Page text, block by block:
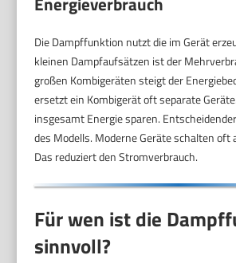
Die Dampffunktion nutzt die im Gerät
kleinen Dampfauf­sätzen ist der
großen Kombigeräten steigt der
ersetzt ein Kombigerät oft separate
insgesamt Energie sparen.
des Modells. Moderne Geräte schalten oft
Das reduziert den Stromverbrauch.
Für wen ist die
sinnvoll?